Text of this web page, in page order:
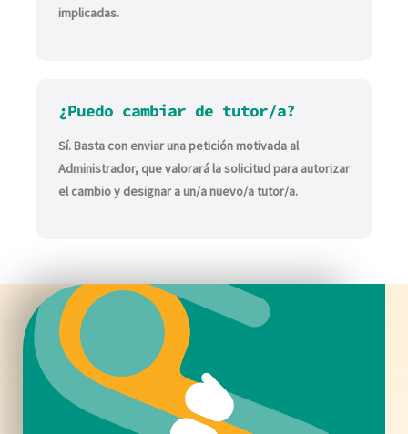
implicadas.
¿Puedo cambiar de tutor/a?
Sí. Basta con enviar una petición motivada al
Administrador, que valorará la solicitud para autorizar
el cambio y designar a un/a nuevo/a tutor/a.
Contacto